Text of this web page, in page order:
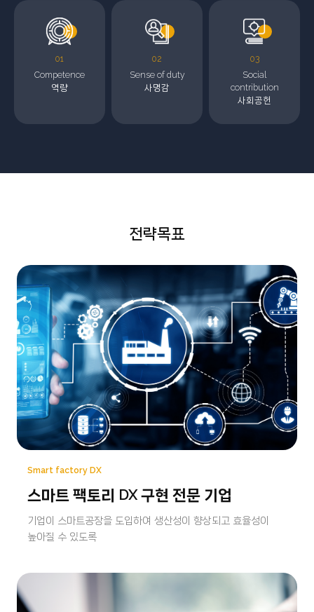
01
Competence
역량
02
Sense of duty
사명감
03
Social
contribution
사회공헌
전략목표
Smart factory DX
스마트 팩토리 DX 구현 전문 기업
기업이 스마트공장을 도입하여 생산성이 향상되고 효율성이
높아질 수 있도록